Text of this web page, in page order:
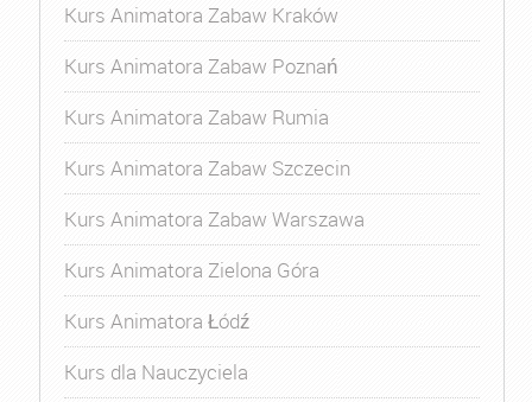
Kurs Animatora Zabaw Kraków
Kurs Animatora Zabaw Poznań
Kurs Animatora Zabaw Rumia
Kurs Animatora Zabaw Szczecin
Kurs Animatora Zabaw Warszawa
Kurs Animatora Zielona Góra
Kurs Animatora Łódź
Kurs dla Nauczyciela